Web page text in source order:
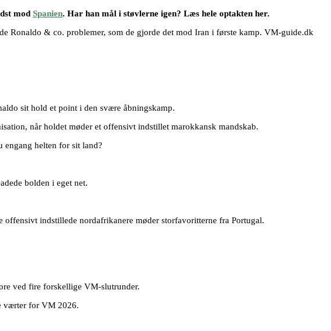
mod Spanien. Har han mål i støvlerne igen? Læs hele optakten her.
Ronaldo & co. problemer, som de gjorde det mod Iran i første kamp. VM-guide.dk
sit hold et point i den svære åbningskamp.
når holdet møder et offensivt indstillet marokkansk mandskab.
engang helten for sit land?
bolden i eget net.
indstillede nordafrikanere møder storfavoritterne fra Portugal.
ved fire forskellige VM-slutrunder.
værter for VM 2026.